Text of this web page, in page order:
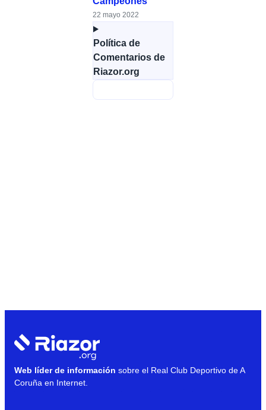
22 mayo 2022
Política de
Comentarios de
Riazor.org
Web líder de información sobre el Real Club Deportivo de A
Coruña en Internet.